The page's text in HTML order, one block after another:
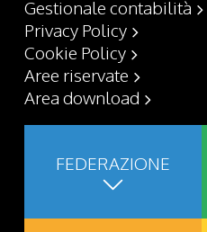
Gestionale contabilità
Privacy Policy
Cookie Policy
Aree riservate
Area download
FEDERAZIONE